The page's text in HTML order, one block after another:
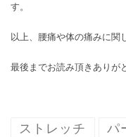
す。
以上、腰痛や体の痛みに関
最後までお読み頂きありが
ストレッチ パ